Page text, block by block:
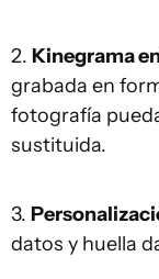
2. Kinegrama
grabada en
fotografía
sustituida.
3.
datos y huella